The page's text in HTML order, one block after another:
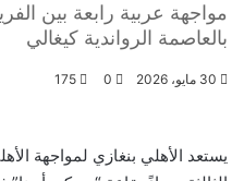
مواجهة عربية رابعة بين
بالعاصمة الرواندية كيغالي
30 مايو، 2026 0
175
يستعد الأهلي بنغازي لمواجهة